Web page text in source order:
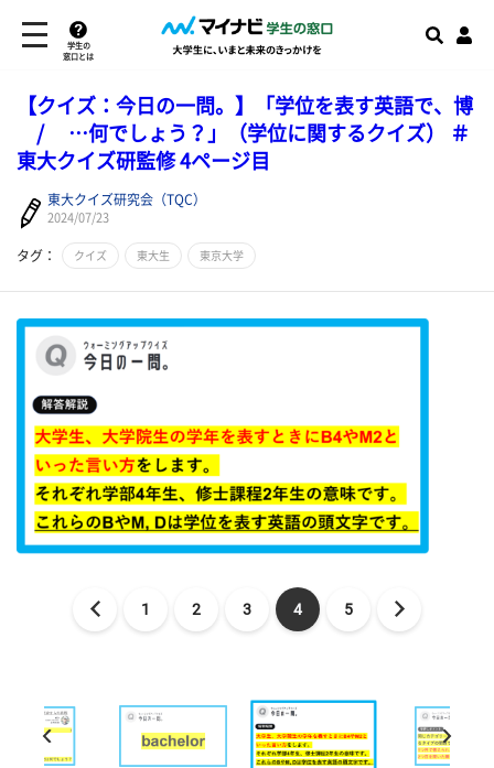
学生の
窓口とは
【クイズ：今日の一問。】「学位を表す英語で、博
/ …何でしょう？」（学位に関するクイズ） ＃
東大クイズ研監修 4ページ目
東大クイズ研究会（TQC）
2024/07/23
タグ： クイズ 東大生 東京大学
1 2 3 4 5